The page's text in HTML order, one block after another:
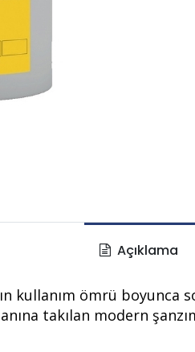
Açıklama
kullanım ömrü
takılan modern